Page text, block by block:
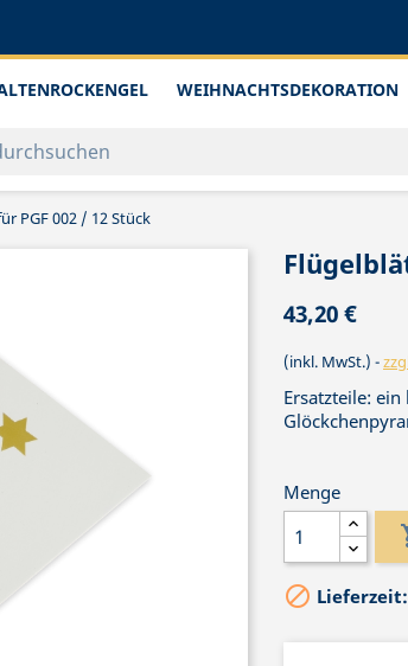
WEIHNACHTSDEKORATION
PGF 002 / 12 Stück
43,20 €
(inkl. MwSt.)
Ersatzteile:
Menge
